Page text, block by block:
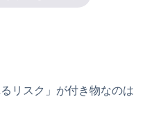
リスク」が付き物なのは